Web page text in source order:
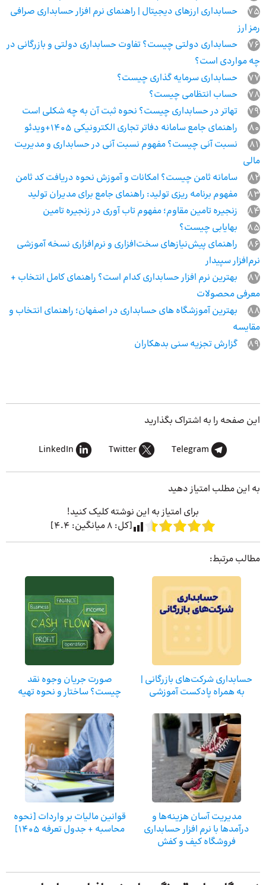
75
حسابداری ارزهای دیجیتال | راهنمای نرم افزار حسابداری صرافی
رمز ارز
76
حسابداری دولتی چیست؟ تفاوت حسابداری دولتی و بازرگانی در
چه مواردی است؟
77
حسابداری سرمایه گذاری چیست؟
78
حساب انتظامی چیست؟
79
تهاتر در حسابداری چیست؟ نحوه ثبت آن به چه شکلی است
80
راهنمای جامع سامانه دفاتر تجاری الکترونیکی 1405+ویدئو
81
نسبت آنی چیست؟ مفهوم نسبت آنی در حسابداری و مدیریت
مالی
82
سامانه ثامن چیست؟ امکانات و آموزش نحوه دریافت کد ثامن
83
مفهوم برنامه‌ ریزی تولید: راهنمای جامع برای مدیران تولید
84
زنجیره تامین مقاوم؛ مفهوم تاب آوری در زنجیره تامین
85
بهایابی چیست؟
86
راهنمای پیش‌نیازهای سخت‌افزاری و نرم‌افزاری نسخه آموزشی
نرم‌افزار سپیدار
87
بهترین نرم افزار حسابداری کدام است؟ راهنمای کامل انتخاب +
معرفی محصولات
88
بهترین آموزشگاه‌ های حسابداری در اصفهان؛ راهنمای انتخاب و
مقایسه
89
گزارش تجزیه سنی بدهکاران
این صفحه را به اشتراک بگذارید
Telegram
Twitter
LinkedIn
به این مطلب امتیاز دهید
برای امتیاز به این نوشته کلیک کنید!
[کل: 8میانگین: 4.4
]
مطالب مرتبط:
حسابداری شرکت‌های بازرگانی |
به همراه پادکست آموزشی
صورت جریان وجوه نقد
چیست؟ ساختار و نحوه تهیه
مدیریت آسان هزینه‌ها و
درآمدها با نرم افزار حسابداری
فروشگاه کیف و کفش
قوانین مالیات بر واردات [نحوه
محاسبه + جدول تعرفه 1405]